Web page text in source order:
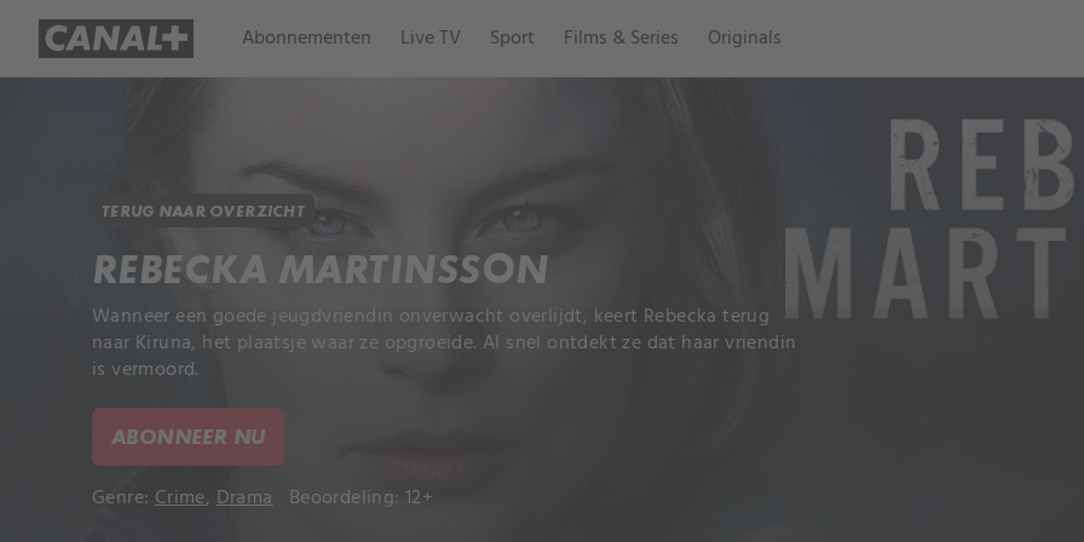
Abonnementen Live TV Sport Films & Series Originals
TERUG NAAR OVERZICHT
REBECKA MARTINSSON
Wanneer een goede jeugdvriendin onverwacht overlijdt, keert Rebecka terug
naar Kiruna, het plaatsje waar ze opgroeide. Al snel ontdekt ze dat haar vriendin
is vermoord.
ABONNEER NU
Genre: Crime, Drama Beoordeling: 12+